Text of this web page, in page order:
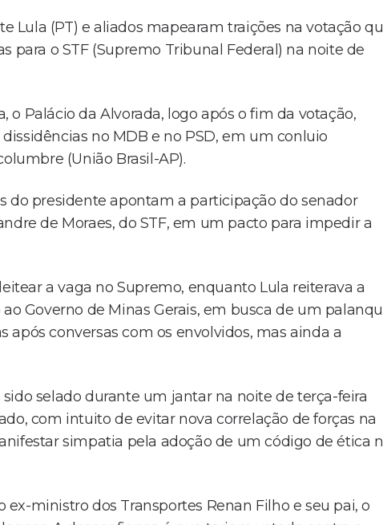
Lula (PT) e aliados mapearam traições na votação
para o STF (Supremo Tribunal Federal) na noite de
Palácio da Alvorada, logo após o fim da votação,
no MDB e no PSD, em um conluio
(União Brasil-AP).
do presidente apontam a participação do senador
de Moraes, do STF, em um pacto para impedir a
a vaga no Supremo, enquanto Lula reiterava a
Governo de Minas Gerais, em busca de um
após conversas com os envolvidos, mas ainda a
selado durante um jantar na noite de terça-feira
com intuito de evitar nova correlação de forças na
simpatia pela adoção de um código de ética
ministro dos Transportes Renan Filho e seu pai, o